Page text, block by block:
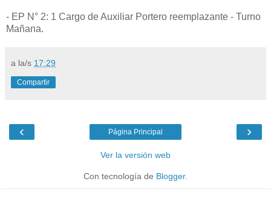
- EP N° 2: 1 Cargo de Auxiliar Portero reemplazante - Turno
Mañana.
a la/s 17:29
Compartir
‹ ›
Página Principal
Ver la versión web
Con tecnología de Blogger.